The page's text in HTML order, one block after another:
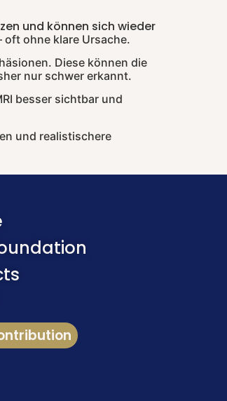
und können sich wieder
oft ohne klare Ursache.
Diese können die
nur schwer erkannt.
besser sichtbar und
und realistischere